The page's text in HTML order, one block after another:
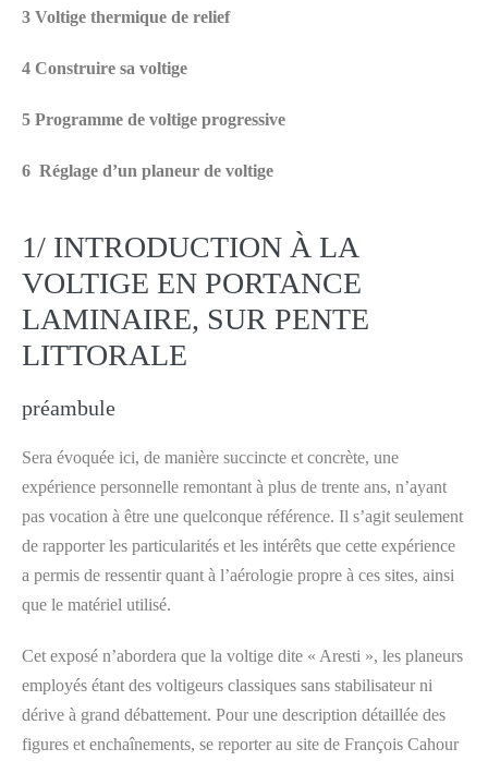
3 Voltige thermique de relief
4 Construire sa voltige
5 Programme de voltige progressive
6 Réglage d’un planeur de voltige
1/ INTRODUCTION À LA
VOLTIGE EN PORTANCE
LAMINAIRE, SUR PENTE
LITTORALE
préambule
Sera évoquée ici, de manière succincte et concrète, une
expérience personnelle remontant à plus de trente ans, n’ayant
pas vocation à être une quelconque référence. Il s’agit seulement
de rapporter les particularités et les intérêts que cette expérience
a permis de ressentir quant à l’aérologie propre à ces sites, ainsi
que le matériel utilisé.
Cet exposé n’abordera que la voltige dite « Aresti », les planeurs
employés étant des voltigeurs classiques sans stabilisateur ni
dérive à grand débattement. Pour une description détaillée des
figures et enchaînements, se reporter au site de François Cahour